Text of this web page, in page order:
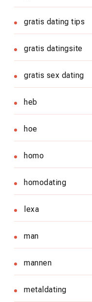
gratis dating tips
gratis datingsite
gratis sex dating
heb
hoe
homo
homodating
lexa
man
mannen
metaldating